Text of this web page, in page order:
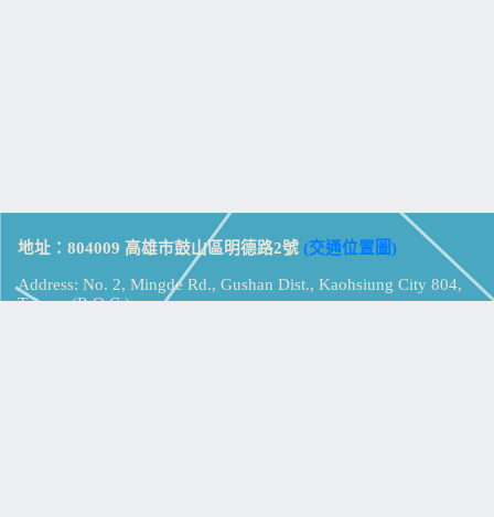
地址：804009 高雄市鼓山區明德路2號 (交通位置圖)
Address: No. 2, Mingde Rd., Gushan Dist., Kaohsiung City 804,
Taiwan (R.O.C.)